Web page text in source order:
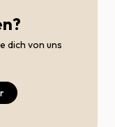
dich von uns